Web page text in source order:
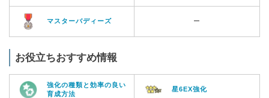
マスターバディーズ ー
お役立ちおすすめ情報
強化の種類と効率の良い
育成方法
星6EX強化